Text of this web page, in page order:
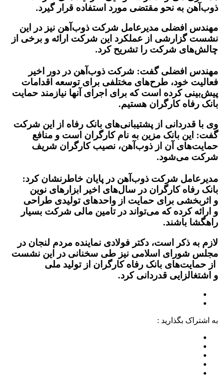
ذوب‌آهن به نحو مقتضی مورد استفاده قرار گیرد.
مهندس افضلی مدیرعامل شرکت ذوب‌آهن نیز در این
نشست گزارشی از عملکرد این شرکت ارائه و برخی از
چالش‌های شرکت را تشریح کرد.
مهندس افضلی گفت: شرکت ذوب‌آهن در دور اخیر
فعالیت خود، طرح‌های مختلفی برای توسعه اقدامات
پیش‌بینی کرده است که برای اجرای آنها نیازمند حمایت
بانک رفاه کارگران هستیم.
وی با قدردانی از پشتیبانی‌های بانک رفاه از این شرکت
گفت: این بانک مزین به نام کارگران است و منافع
حمایت‌های آن از ذوب‌آهن، نصیب کارگران شریف
شرکت می‌شود.
مدیرعامل شرکت ذوب‌آهن در پایان خاطرنشان کرد:
بانک رفاه کارگران در سال‌های اخیر ابزارهای نوین
و اثربخشی برای حمایت از واحدهای تولیدی طراحی
و ارائه کرده که می‌تواند در تامین مالی شرکت بسیار
راهگشا باشند.
لازم به ذکر است، دکتر فولادی نماینده مردم لنجان در
مجلس شورای اسلامی نیز طی سخنانی در این نشست
از حمایت‌های بانک رفاه کارگران از تولید ملی
و اشتغالزایی قدردانی کرد.
به اشتراک بگذارید :